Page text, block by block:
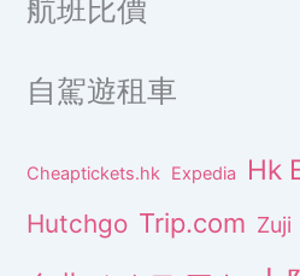
航班比價
自駕遊租車
Cheaptickets.hk Expedia Hk
Hutchgo Trip.com Zuji